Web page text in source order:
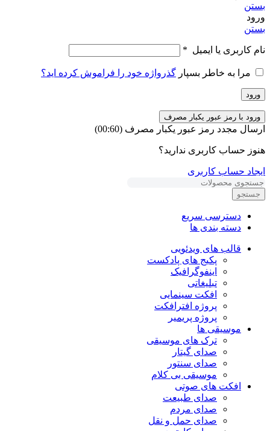
بستن
ورود
بستن
نام کاربری یا ایمیل *
مرا به خاطر بسپار گذرواژه خود را فراموش کرده اید؟
ورود
ورود با رمز عبور یکبار مصرف
ارسال مجدد رمز عبور یکبار مصرف (00:
60
)
هنوز حساب کاربری ندارید؟
ایجاد حساب کاربری
جستجو
دسترسی سریع
دسته بندی ها
قالب های ویدئویی
پکیج های پادکست
اینفوگرافیک
تبلیغاتی
افکت سینمایی
پروژه افترافکت
پروژه پریمیر
موسیقی ها
ترک های موسیقی
صدای گیتار
صدای سنتور
موسیقی بی کلام
افکت های صوتی
صدای طبیعت
صدای مردم
صدای حمل و نقل